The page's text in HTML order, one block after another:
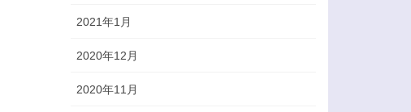
2021年1月
2020年12月
2020年11月